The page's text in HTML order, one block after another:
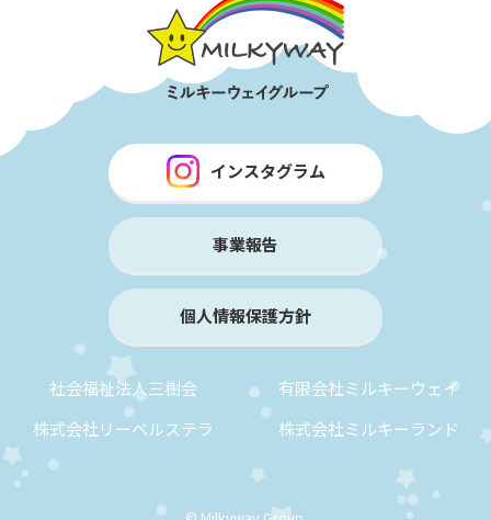
インスタグラム
事業報告
個人情報保護方針
社会福祉法人三樹会
有限会社ミルキーウェイ
株式会社リーベルステラ
株式会社ミルキーランド